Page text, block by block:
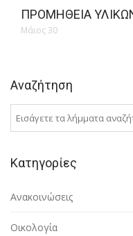
ΠΡΟΜΉΘΕΙΑ
Μάιος 30
Αναζήτηση
Αναζήτηση
Κατηγορίες
Ανακοινώσεις
Οικολογία